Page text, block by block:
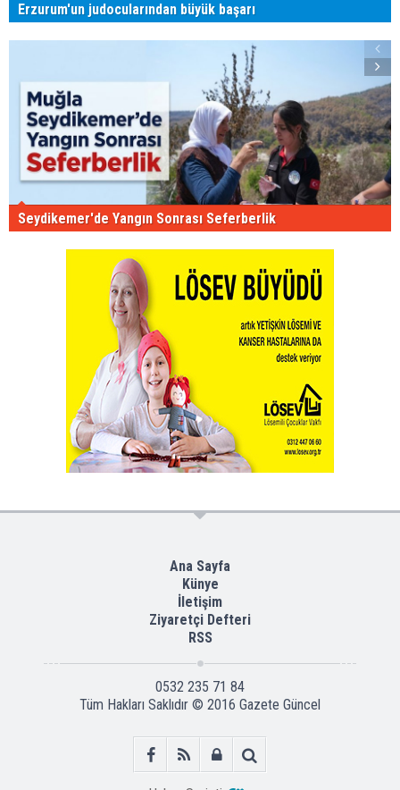
Erzurum'un judocularından büyük başarı
Seydikemer'de Yangın Sonrası Seferberlik
Ana Sayfa
Künye
İletişim
Ziyaretçi Defteri
RSS
0532 235 71 84
Tüm Hakları Saklıdır © 2016 Gazete Güncel